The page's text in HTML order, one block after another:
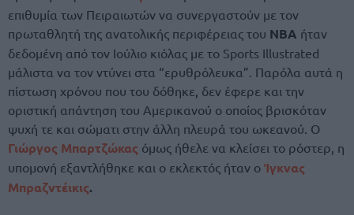
επιθυμία των Πειραιωτών να συνεργαστούν με τον
πρωταθλητή της ανατολικής περιφέρειας του NBA ήταν
δεδομένη από τον Ιούλιο κιόλας με το Sports Illustrated
μάλιστα να τον ντύνει στα “ερυθρόλευκα”. Παρόλα αυτά η
πίστωση χρόνου που του δόθηκε, δεν έφερε και την
οριστική απάντηση του Αμερικανού ο οποίος βρισκόταν
ψυχή τε και σώματι στην άλλη πλευρά του ωκεανού. Ο
Γιώργος Μπαρτζώκας όμως ήθελε να κλείσει το ρόστερ, η
υπομονή εξαντλήθηκε και ο εκλεκτός ήταν ο Ίγκνας
Μπραζντέικις.